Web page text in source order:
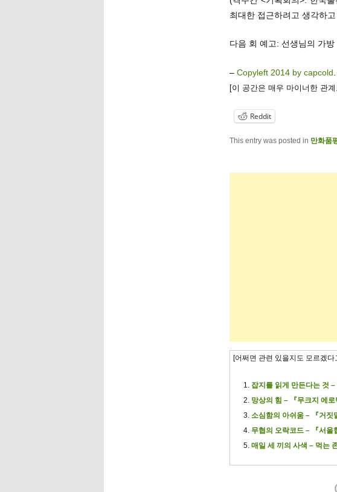
최대한 접근하려고 생각하
다음 회 예고: 선생님의 가방
– Copyleft 2014 by capcold
[이 공간은 매우 마이너한 관
Reddit
This entry was posted in 만화품
[어쩌면 관련 있을지도 모르겠
잡지를 읽게 만든다는 것
망상의 힘 – 『무크지 에
소심함의 아쉬움 – 『거
무협의 오락코드 – 『서
매일 세 끼의 사색 – 먹는